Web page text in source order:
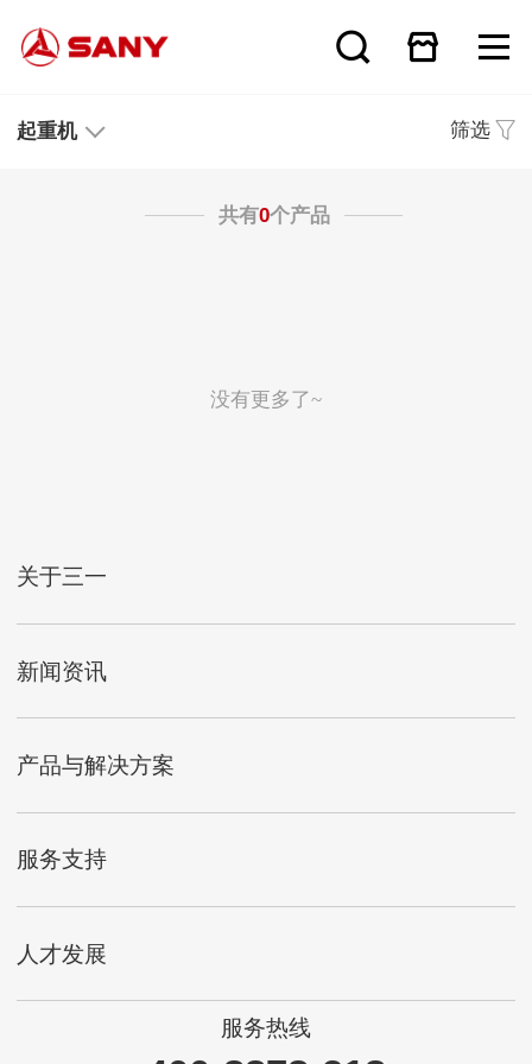
起重机 筛选
共有0个产品
没有更多了~
关于三一
新闻资讯
产品与解决方案
服务支持
人才发展
服务热线